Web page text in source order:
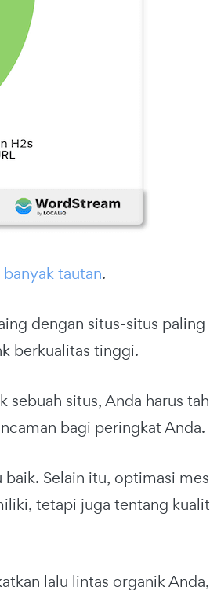
tautan.
dengan situs-situs
berkualitas tinggi.
situs, Anda harus
bagi peringkat Anda.
Selain itu, optimasi
tetapi juga tentang
lalu lintas organik